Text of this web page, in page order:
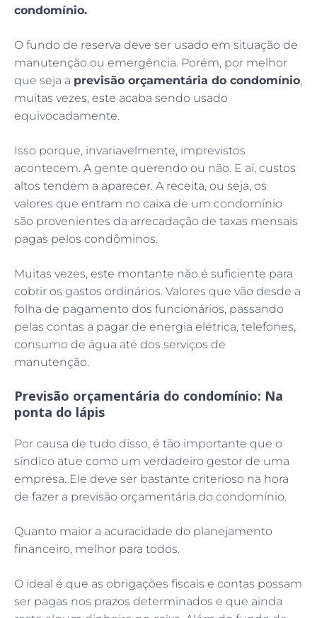
condomínio.
O fundo de reserva deve ser usado em situação de
manutenção ou emergência. Porém, por melhor
que seja a previsão orçamentária do condomínio,
muitas vezes, este acaba sendo usado
equivocadamente.
Isso porque, invariavelmente, imprevistos
acontecem. A gente querendo ou não. E aí, custos
altos tendem a aparecer. A receita, ou seja, os
valores que entram no caixa de um condomínio
são provenientes da arrecadação de taxas mensais
pagas pelos condôminos.
Muitas vezes, este montante não é suficiente para
cobrir os gastos ordinários. Valores que vão desde a
folha de pagamento dos funcionários, passando
pelas contas a pagar de energia elétrica, telefones,
consumo de água até dos serviços de
manutenção.
Previsão orçamentária do condomínio: Na
ponta do lápis
Por causa de tudo disso, é tão importante que o
síndico atue como um verdadeiro gestor de uma
empresa. Ele deve ser bastante criterioso na hora
de fazer a previsão orçamentária do condomínio.
Quanto maior a acuracidade do planejamento
financeiro, melhor para todos.
O ideal é que as obrigações fiscais e contas possam
ser pagas nos prazos determinados e que ainda